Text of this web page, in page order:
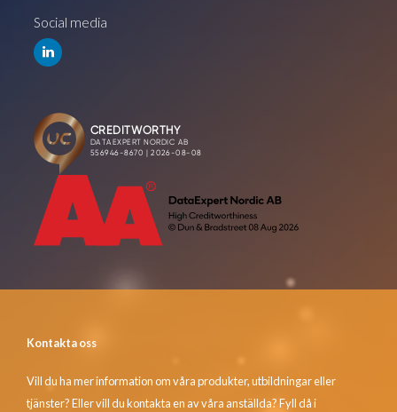
Social media
Kontakta oss
Vill du ha mer information om våra produkter, utbildningar eller
tjänster? Eller vill du kontakta en av våra anställda? Fyll då i